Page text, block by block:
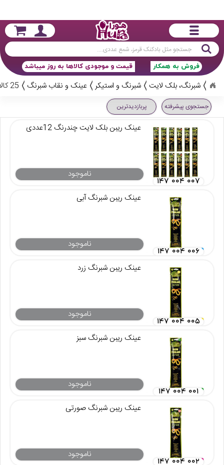
جستجو
قیمت و موجودی کالاها به روز میباشد فروش به همکار
شبرنگ، بلک لایت شبرنگ و استیکر عینک و نقاب شبرنگ 25 کالا
جستجوی پیشرفته پربازدیدترین
عینک ریبن بلک لایت چندرنگ 12عددی
ناموجود
۱۴۷ ۰۰۴ ۰۰۷
عینک ریبن شبرنگ آبی
ناموجود
۱۴۷ ۰۰۴ ۰۰۶
عینک ریبن شبرنگ زرد
ناموجود
۱۴۷ ۰۰۴ ۰۰۵
عینک ریبن شبرنگ سبز
ناموجود
۱۴۷ ۰۰۴ ۰۰۱
عینک ریبن شبرنگ صورتی
ناموجود
۱۴۷ ۰۰۴ ۰۰۲